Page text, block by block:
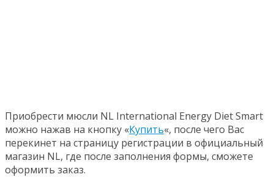
Приобрести мюсли NL International Energy Diet Smart
можно нажав на кнопку «Купить«, после чего Вас
перекинет на страницу регистрации в официальный
магазин NL, где после заполнения формы, сможете
оформить заказ.